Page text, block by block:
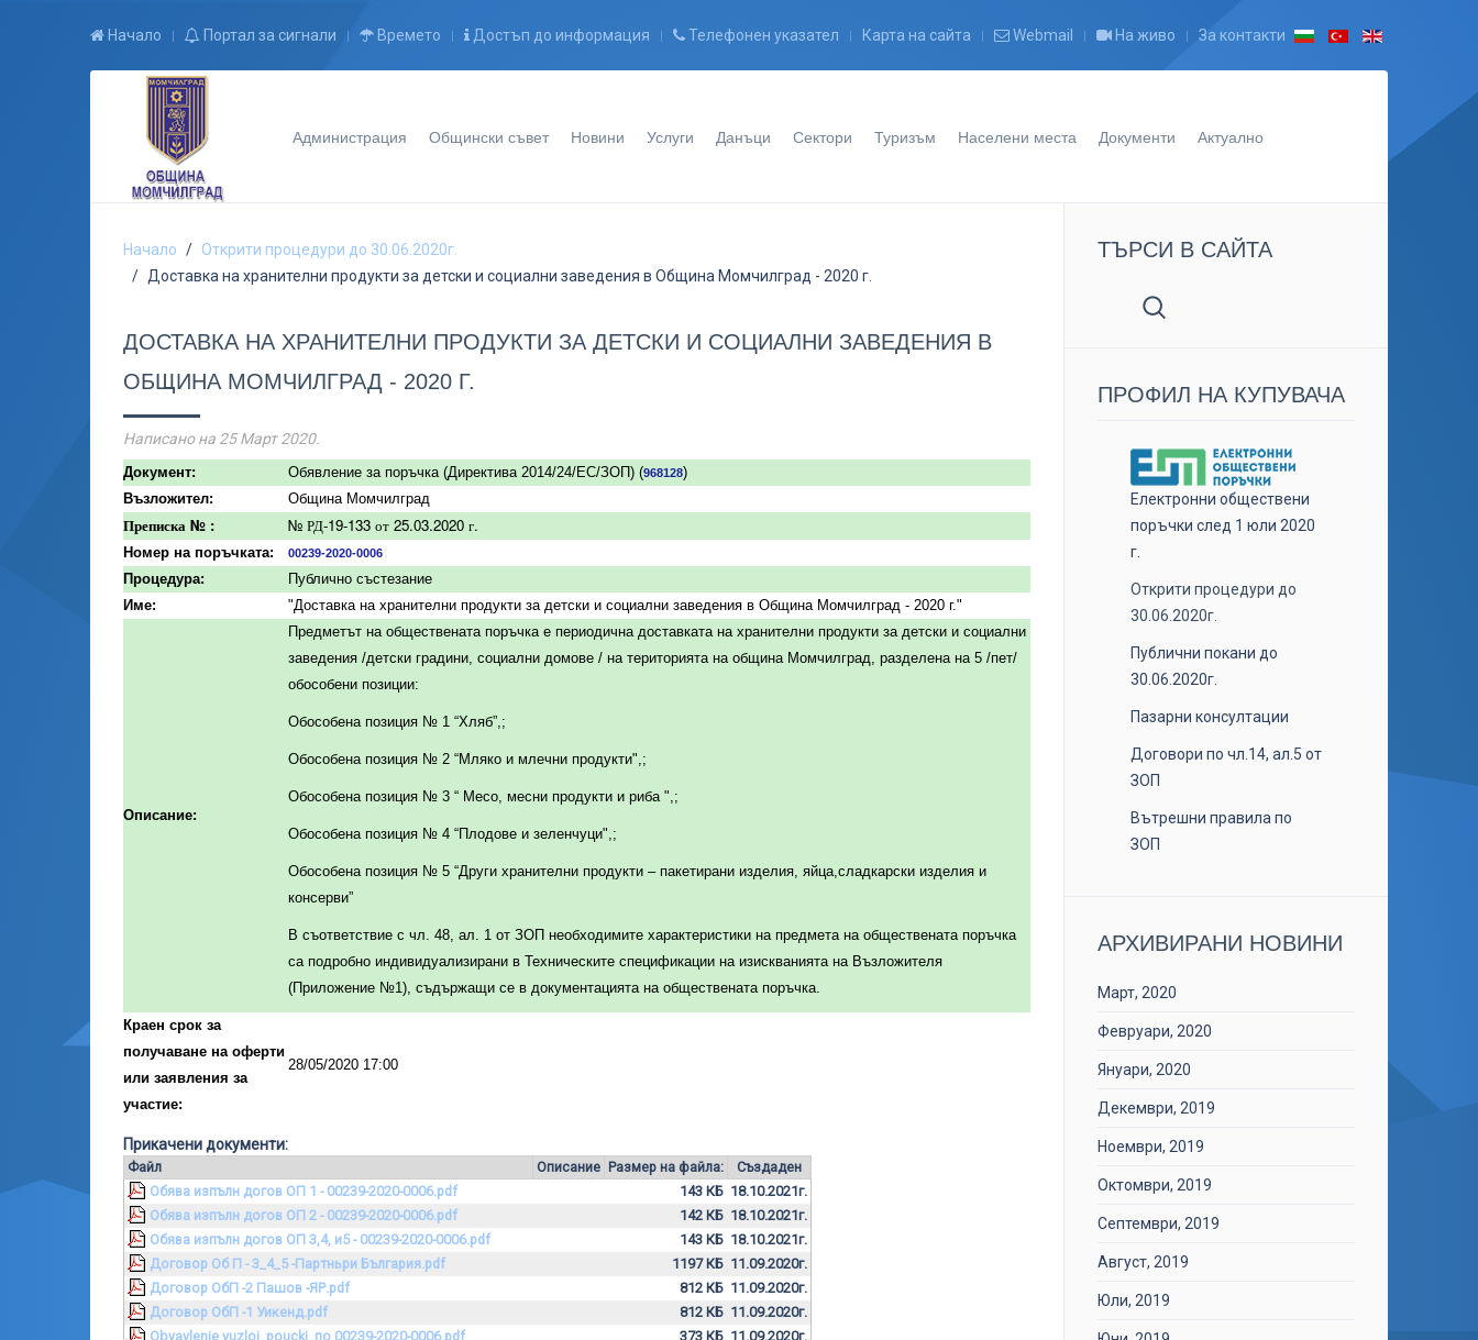
Начало Портал за сигнали Времето Достъп до информация Телефонен указател Карта на сайта Webmail На живо За контакти
Администрация Общински съвет Новини Услуги Данъци Сектори Туризъм Населени места Документи Актуално
Начало
Открити процедури до 30.06.2020г.
Доставка на хранителни продукти за детски и социални заведения в Община Момчилград - 2020 г.
ДОСТАВКА НА ХРАНИТЕЛНИ ПРОДУКТИ ЗА ДЕТСКИ И СОЦИАЛНИ ЗАВЕДЕНИЯ В
ОБЩИНА МОМЧИЛГРАД - 2020 Г.
Написано на 25 Март 2020.
Документ: Обявление за поръчка (Директива 2014/24/ЕС/ЗОП) (968128)
Възложител:
Община Момчилград
Преписка № : № РД-19-133 от 25.03.2020 г.
Номер на поръчката: 00239-2020-0006
Процедура:
Публично състезание
Име:
"Доставка на хранителни продукти за детски и социални заведения в Община Момчилград - 2020 г."
Описание:
Предметът на обществената поръчка е периодична доставката на хранителни продукти за детски и социални
заведения /детски градини, социални домове / на територията на община Момчилград, разделена на 5 /пет/
обособени позиции:
Обособена позиция № 1 “Хляб”,;
Обособена позиция № 2 “Мляко и млечни продукти",;
Обособена позиция № 3 “ Месо, месни продукти и риба ",;
Обособена позиция № 4 “Плодове и зеленчуци",;
Обособена позиция № 5 “Други хранителни продукти – пакетирани изделия, яйца,сладкарски изделия и
консерви”
В съответствие с чл. 48, ал. 1 от ЗОП необходимите характеристики на предмета на обществената поръчка
са подробно индивидуализирани в Техническите спецификации на изискванията на Възложителя
(Приложение №1), съдържащи се в документацията на обществената поръчка.
Краен срок за
получаване на оферти
или заявления за
участие:
28/05/2020 17:00
Прикачени документи:
Файл Описание Размер на файла:
Създаден
Обява изпълн догов ОП 1 - 00239-2020-0006.pdf
143 КБ 18.10.2021г.
Обява изпълн догов ОП 2 - 00239-2020-0006.pdf
142 КБ 18.10.2021г.
Обява изпълн догов ОП 3,4, и5 - 00239-2020-0006.pdf
143 КБ 18.10.2021г.
Договор Об П - 3_4_5 -Партньри България.pdf
1197 КБ 11.09.2020г.
Договор ОбП -2 Пашов -ЯР.pdf
812 КБ 11.09.2020г.
Договор ОбП -1 Уикенд.pdf
812 КБ 11.09.2020г.
Obyavlenie vuzloj_poucki_по 00239-2020-0006.pdf
373 КБ 11.09.2020г.
ТЪРСИ В САЙТА
ПРОФИЛ НА КУПУВАЧА
Електронни обществени
поръчки след 1 юли 2020
г.
Открити процедури до
30.06.2020г.
Публични покани до
30.06.2020г.
Пазарни консултации
Договори по чл.14, ал.5 от
ЗОП
Вътрешни правила по
ЗОП
АРХИВИРАНИ НОВИНИ
Март, 2020
Февруари, 2020
Януари, 2020
Декември, 2019
Ноември, 2019
Октомври, 2019
Септември, 2019
Август, 2019
Юли, 2019